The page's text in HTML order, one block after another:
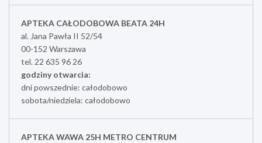
APTEKA CAŁODOBOWA BEATA 24H
al. Jana Pawła II 52/54
00-152 Warszawa
tel. 22 635 96 26
godziny otwarcia:
dni powszednie: całodobowo
sobota/niedziela: całodobowo
APTEKA WAWA 25H METRO CENTRUM